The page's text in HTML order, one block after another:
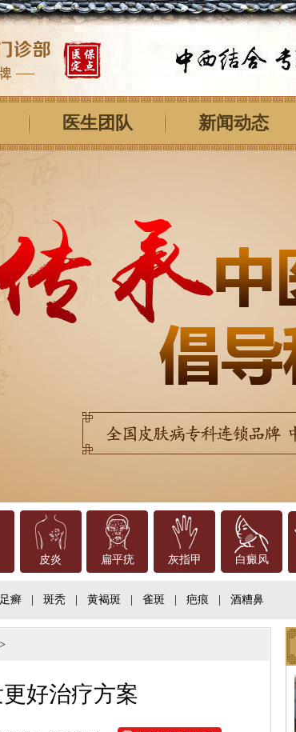
医生团队 新闻动态
皮炎 扁平疣 灰指甲 白癜风
癣 斑秃 黄褐斑 雀斑 疤痕 酒糟鼻
>
好治疗方案